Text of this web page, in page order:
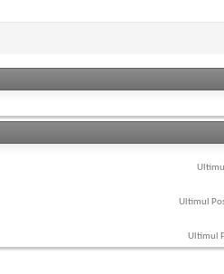
Ultimul
Ultimul